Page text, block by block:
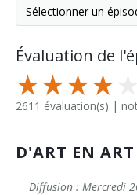
Évaluation de
2611 évaluation(s) |
D'ART EN ART
Diffusion : Mercredi